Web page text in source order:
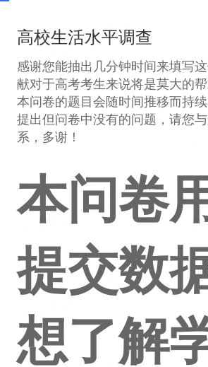
高校生活水平调查
感谢您能抽出几分钟时间来填写
献对于高考考生来说将是莫大的帮
本问卷的题目会随时间推移而持
提出但问卷中没有的问题，请您
系，多谢！
本问卷
提交数
想了解